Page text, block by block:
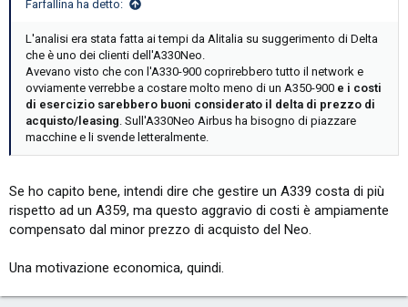
Farfallina ha detto:
L'analisi era stata fatta ai tempi da Alitalia su suggerimento di Delta
che è uno dei clienti dell'A330Neo.
Avevano visto che con l'A330-900 coprirebbero tutto il network e
ovviamente verrebbe a costare molto meno di un A350-900 e i costi
di esercizio sarebbero buoni considerato il delta di prezzo di
acquisto/leasing. Sull'A330Neo Airbus ha bisogno di piazzare
macchine e li svende letteralmente.
Se ho capito bene, intendi dire che gestire un A339 costa di più
rispetto ad un A359, ma questo aggravio di costi è ampiamente
compensato dal minor prezzo di acquisto del Neo.
Una motivazione economica, quindi.